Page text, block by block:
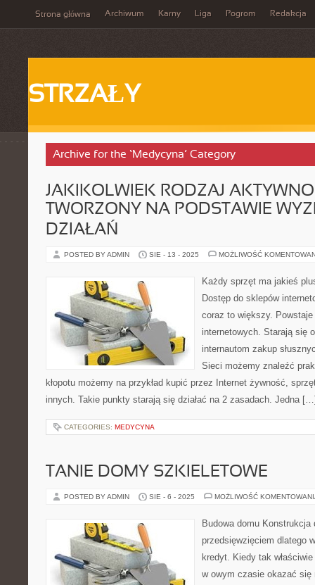
Strona główna Archiwum Karny Liga Pogrom Redakcja
STRZAŁY
Archive for the ‘Medycyna’ Category
JAKIKOLWIEK RODZAJ
TWORZONY NA PODSTAWIE
DZIAŁAŃ
POSTED BY ADMIN SIE - 13 - 2025 MOŻLIWOŚĆ
Każdy sprzęt ma jakieś
Dostęp do sklepów
coraz to większy.
internetowych. Starają się
internautom zakup
Sieci możemy znaleźć
kłopotu możemy na przykład kupić przez Internet żywność,
innych. Takie punkty starają się działać na 2 zasadach. Jedna
CATEGORIES: MEDYCYNA
TANIE DOMY SZKIELETOWE
POSTED BY ADMIN SIE - 6 - 2025 MOŻLIWOŚĆ
Budowa domu
przedsięwzięciem dlatego
kredyt. Kiedy tak
w owym czasie okazać się